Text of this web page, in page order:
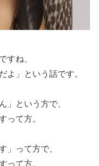
すね、
よ」という話です。
」という方で、
って方。
」って方で、
って方。